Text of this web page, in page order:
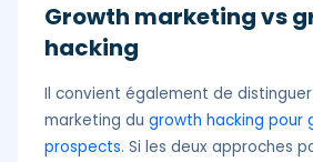
Growth marketing vs
hacking
Il convient également de
marketing du growth hacking pour
prospects. Si les deux approches